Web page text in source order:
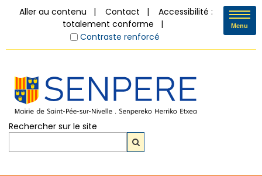
Aller au contenu Contact
Accessibilité :
totalement conforme
Contraste renforcé
Rechercher sur le site
Menu